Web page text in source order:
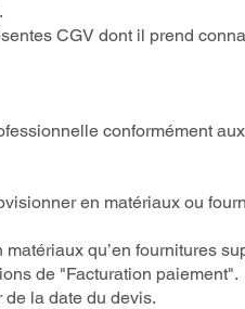
CGV dont il prend
conformément
en matériaux ou
qu’en fournitures
de "Facturation paiement".
de la date du devis.